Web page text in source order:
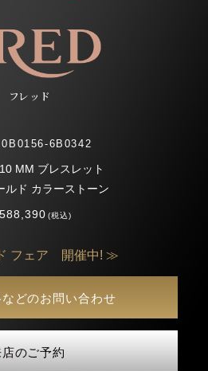
フレッド
0B0156-6B0342
MM ブレスレット
ルド カラーストーン
588,390(税込)
フェア 開催中! ≫
どのお問い合わせ
のご予約